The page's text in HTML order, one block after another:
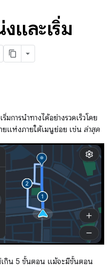
และเริ่ม
ารนำทางได้อย่างรวดเร็วโดย
แห่งภายใต้เมนูย่อย เช่น ล่าสุด
กิน 5 ขั้นตอน แม้จะมีขั้นตอน